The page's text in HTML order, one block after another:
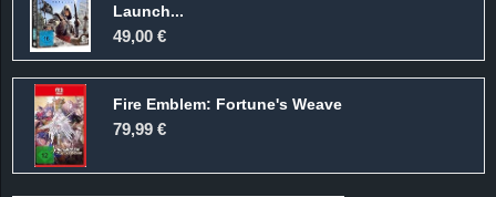
Launch...
49,00 €
Fire Emblem: Fortune's Weave
79,99 €